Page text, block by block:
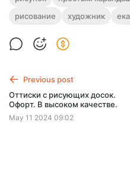
художника.
Level
рисование
художник
Previous post
Оттиски с рисующих досок.
Офорт. В высоком качестве.
May 11 2024 09:02